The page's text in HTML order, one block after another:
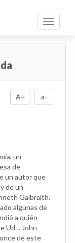
Toggle
A+ a-
un
de
un autor que
de un
Galbraith.
algunas de
a quién
Ud….John
de este